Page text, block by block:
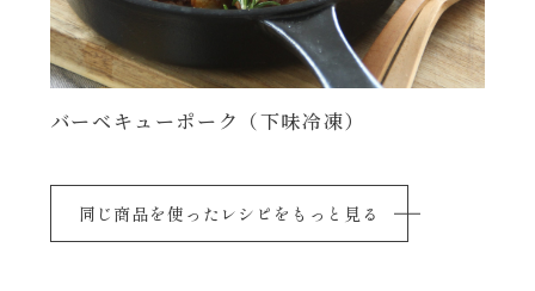
バーベキューポーク（下味冷凍）
同じ商品を使ったレシピをもっと見る